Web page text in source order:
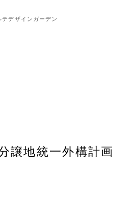
デザインガーデン
譲地統一外構計画